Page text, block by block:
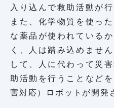
入り込んで救助活動が
また、化学物質を使っ
な薬品が使われている
く、人は踏み込めませ
して、人に代わって災
助活動を行うことなど
害対応）ロボットが開発